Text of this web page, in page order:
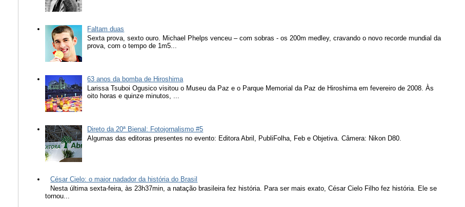
Faltam duas
Sexta prova, sexto ouro. Michael Phelps venceu – com sobras - os 200m medley, cravando o novo recorde mundial da
prova, com o tempo de 1m5...
63 anos da bomba de Hiroshima
Larissa Tsuboi Ogusico visitou o Museu da Paz e o Parque Memorial da Paz de Hiroshima em fevereiro de 2008. Às
oito horas e quinze minutos, ...
Direto da 20ª Bienal: Fotojornalismo #5
Algumas das editoras presentes no evento: Editora Abril, PubliFolha, Feb e Objetiva. Câmera: Nikon D80.
César Cielo: o maior nadador da história do Brasil
Nesta última sexta-feira, às 23h37min, a natação brasileira fez história. Para ser mais exato, César Cielo Filho fez história. Ele se
tornou...